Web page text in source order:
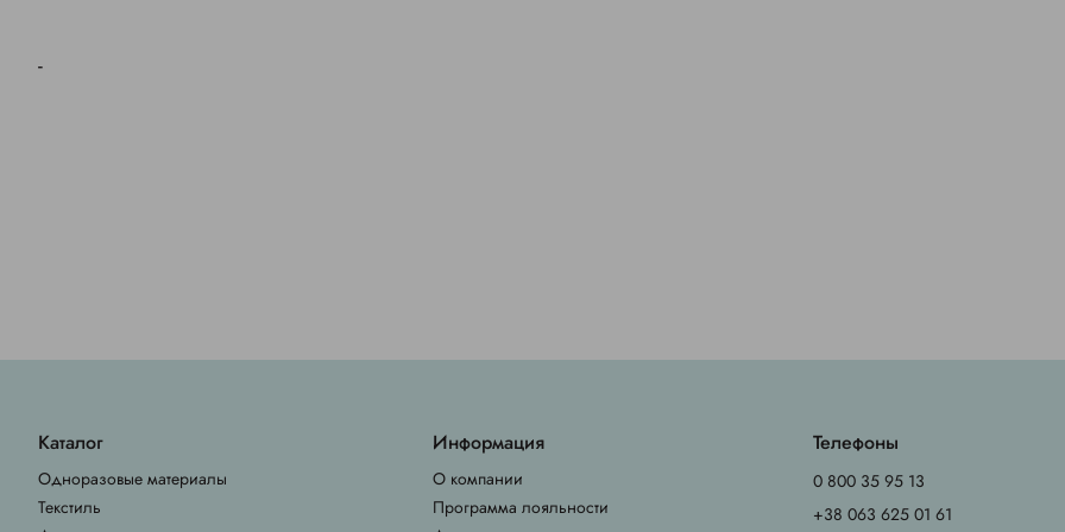
-
Каталог
Одноразовые материалы
Текстиль
Информация
О компании
Программа лояльности
Телефоны
0 800 35 95 13
+38 063 625 01 61